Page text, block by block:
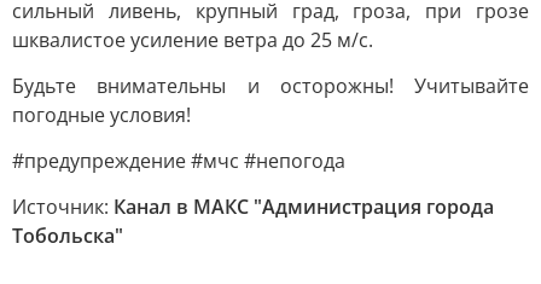
сильный ливень, крупный град, гроза, при грозе
шквалистое усиление ветра до 25 м/с.
Будьте внимательны и осторожны! Учитывайте
погодные условия!
#предупреждение #мчс #непогода
Источник: Канал в МАКС "Администрация города
Тобольска"